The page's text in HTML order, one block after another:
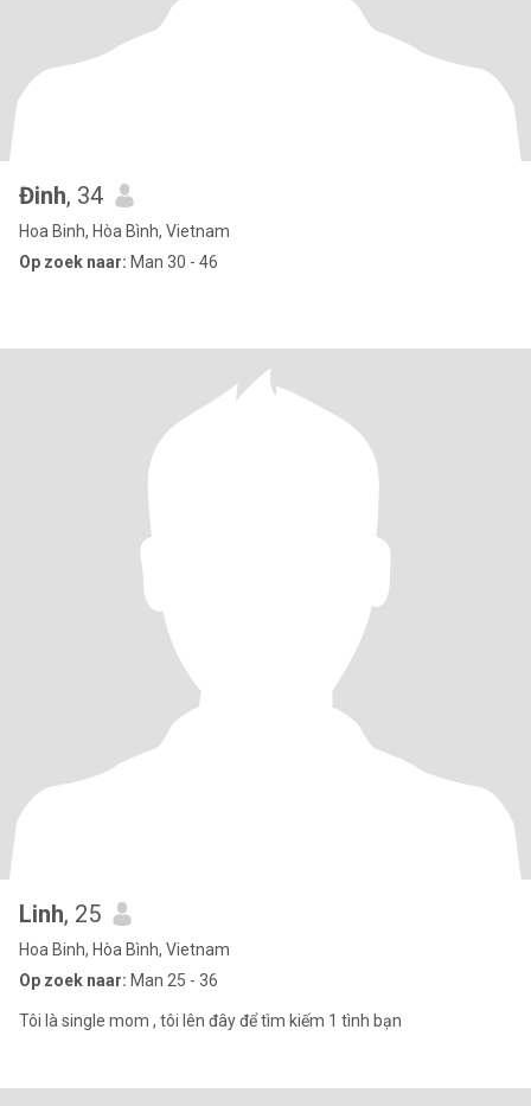
Đinh, 34
Hoa Binh, Hòa Bình, Vietnam
Op zoek naar: Man 30 - 46
Linh, 25
Hoa Binh, Hòa Bình, Vietnam
Op zoek naar: Man 25 - 36
Tôi là single mom , tôi lên đây để tìm kiếm 1 tình bạn